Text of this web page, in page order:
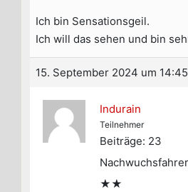
Ich bin Sensationsgeil.
Ich will das sehen und bin
15. September 2024 um
Indurain
Teilnehmer
Beiträge: 23
Nachwuchsfahrer
★★